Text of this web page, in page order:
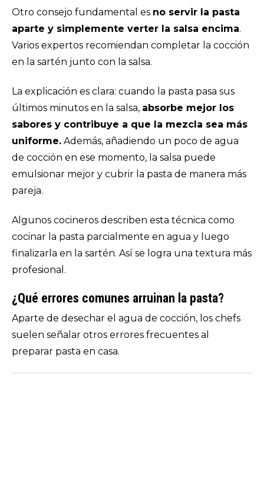
Otro consejo fundamental es no servir la pasta
aparte y simplemente verter la salsa encima.
Varios expertos recomiendan completar la cocción
en la sartén junto con la salsa.
La explicación es clara: cuando la pasta pasa sus
últimos minutos en la salsa, absorbe mejor los
sabores y contribuye a que la mezcla sea más
uniforme. Además, añadiendo un poco de agua
de cocción en ese momento, la salsa puede
emulsionar mejor y cubrir la pasta de manera más
pareja.
Algunos cocineros describen esta técnica como
cocinar la pasta parcialmente en agua y luego
finalizarla en la sartén. Así se logra una textura más
profesional.
¿Qué errores comunes arruinan la pasta?
Aparte de desechar el agua de cocción, los chefs
suelen señalar otros errores frecuentes al
preparar pasta en casa.